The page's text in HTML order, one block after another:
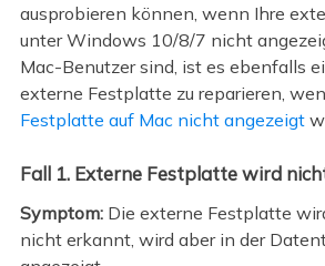
ausprobieren können, wenn Ihre
unter Windows 10/8/7 nicht
Mac-Benutzer sind, ist es ebenfalls
externe Festplatte zu reparieren,
Festplatte auf Mac nicht angezeigt
Fall 1. Externe Festplatte wird
Symptom:Die externe Festplatte
nicht erkannt, wird aber in der